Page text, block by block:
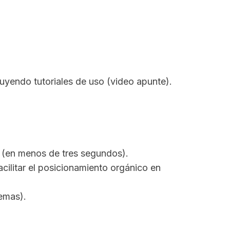
tutoriales de uso (video apunte).
menos de tres segundos).
el posicionamiento orgánico en